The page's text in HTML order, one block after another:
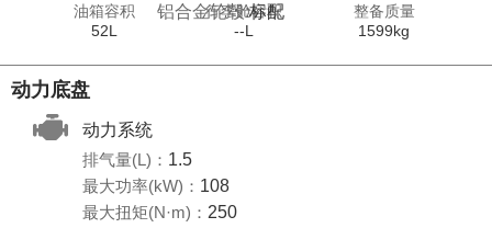
铝合金轮毂:标配
油箱容积
52L
行李舱容积
--L
整备质量
1599kg
动力底盘
动力系统
排气量(L)： 1.5
最大功率(kW)： 108
最大扭矩(N·m)： 250